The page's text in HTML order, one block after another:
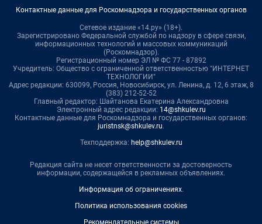
Контактные данные для Роскомнадзора и государственных органов
Сетевое издание «14.ру» (18+).
Зарегистрировано Федеральной службой по надзору в сфере связи,
информационных технологий и массовых коммуникаций
(Роскомнадзор).
Регистрационный номер ЭЛ № ФС 77 - 87892
Учредитель: Общество с ограниченной ответственностью "ИНТЕРНЕТ
ТЕХНОЛОГИИ"
Адрес редакции: 630099, Россия, Новосибирск, ул. Ленина, д. 12, 6 этаж, 8
(383) 212-52-52
Главный редактор: Шайтанова Екатерина Александровна
Электронный адрес редакции: 14@shkulev.ru
Контактные данные для Роскомнадзора и государственных органов:
juristnsk@shkulev.ru.
Техподдержка: help@shkulev.ru
Редакция сайта не несет ответственности за достоверность
информации, содержащейся в рекламных объявлениях.
Информация об ограничениях.
Политика использования cookies
Рекомендательные системы